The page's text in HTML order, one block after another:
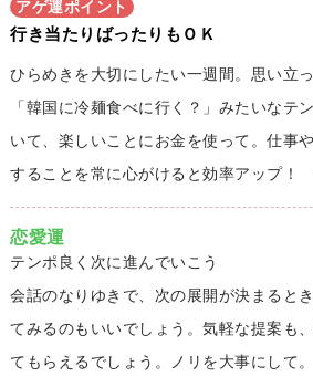
アゲ運ポイント
行き当たりばったりもＯＫ
ひらめきを大切にしたい一週間。思い立
「韓国に冷麺食べに行く？」みたいなテ
いて、楽しいことにお金を使って。仕事
することを常に心がけると効率アップ！
恋愛運
テンポ良く次に進んでいこう
会話のなりゆきで、次の展開が決まると
てみるのもいいでしょう。気軽な提案も
てもらえるでしょう。ノリを大事にして。